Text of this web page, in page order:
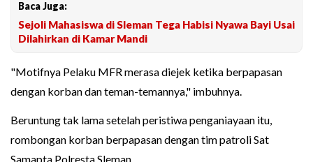
Baca Juga:
Sejoli Mahasiswa di Sleman Tega Habisi Nyawa Bayi Usai
Dilahirkan di Kamar Mandi
"Motifnya Pelaku MFR merasa diejek ketika berpapasan
dengan korban dan teman-temannya," imbuhnya.
Beruntung tak lama setelah peristiwa penganiayaan itu,
rombongan korban berpapasan dengan tim patroli Sat
Samapta Polresta Sleman.